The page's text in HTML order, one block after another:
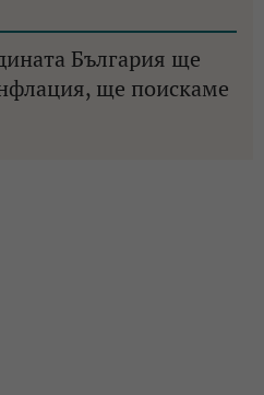
България ще
ще поискаме